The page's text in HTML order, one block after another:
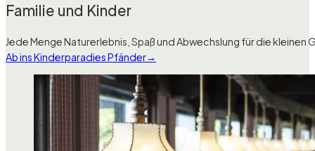
Familie und Kinder
Jede Menge Naturerlebnis, Spaß und Abwechslung für die kleinen
Ab ins Kinderparadies Pfänder